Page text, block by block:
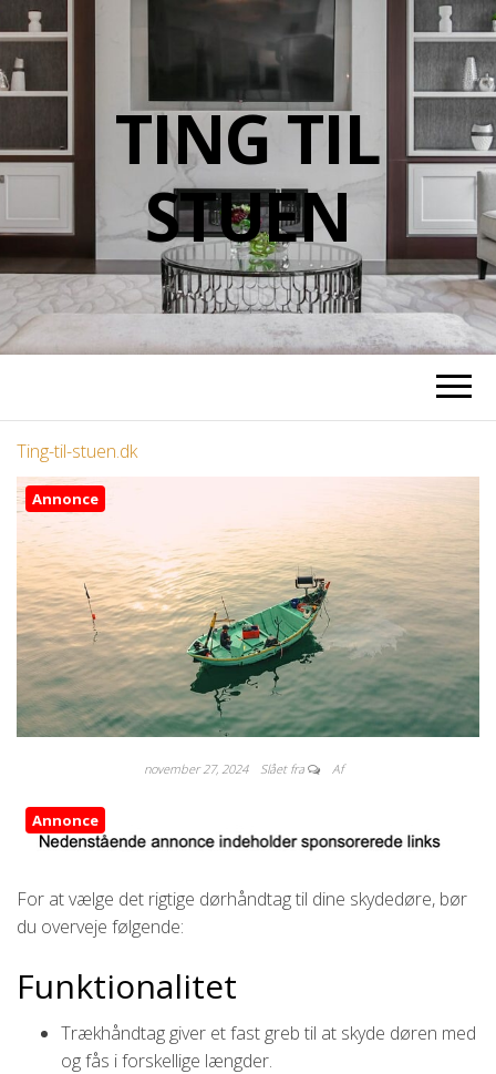
TING TIL
STUEN
Ting-til-stuen.dk
Annonce
november 27, 2024 Slået fra Af
Annonce
For at vælge det rigtige dørhåndtag til dine skydedøre, bør
du overveje følgende:
Funktionalitet
Trækhåndtag giver et fast greb til at skyde døren med
og fås i forskellige længder.